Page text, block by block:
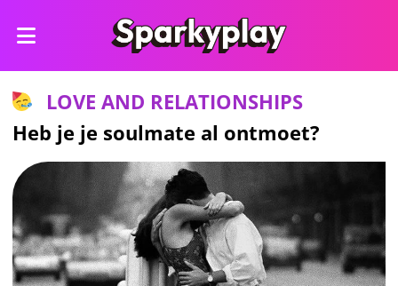
LOVE AND RELATIONSHIPS
Heb je je soulmate al ontmoet?